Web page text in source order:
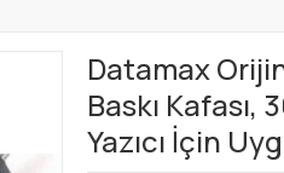
Datamax
Baskı Kafası,
Yazıcı İçin